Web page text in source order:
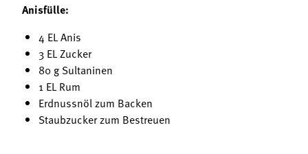
Anisfülle:
4 EL Anis
3 EL Zucker
80 g Sultaninen
1 EL Rum
Erdnussnöl zum Backen
Staubzucker zum Bestreuen